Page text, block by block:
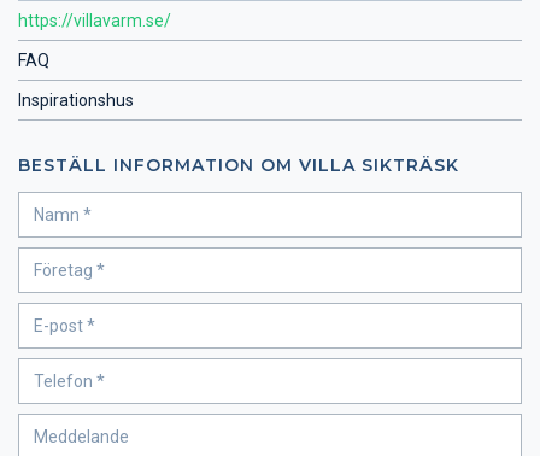
https://villavarm.se/
FAQ
Inspirationshus
BESTÄLL INFORMATION OM VILLA SIKTRÄSK